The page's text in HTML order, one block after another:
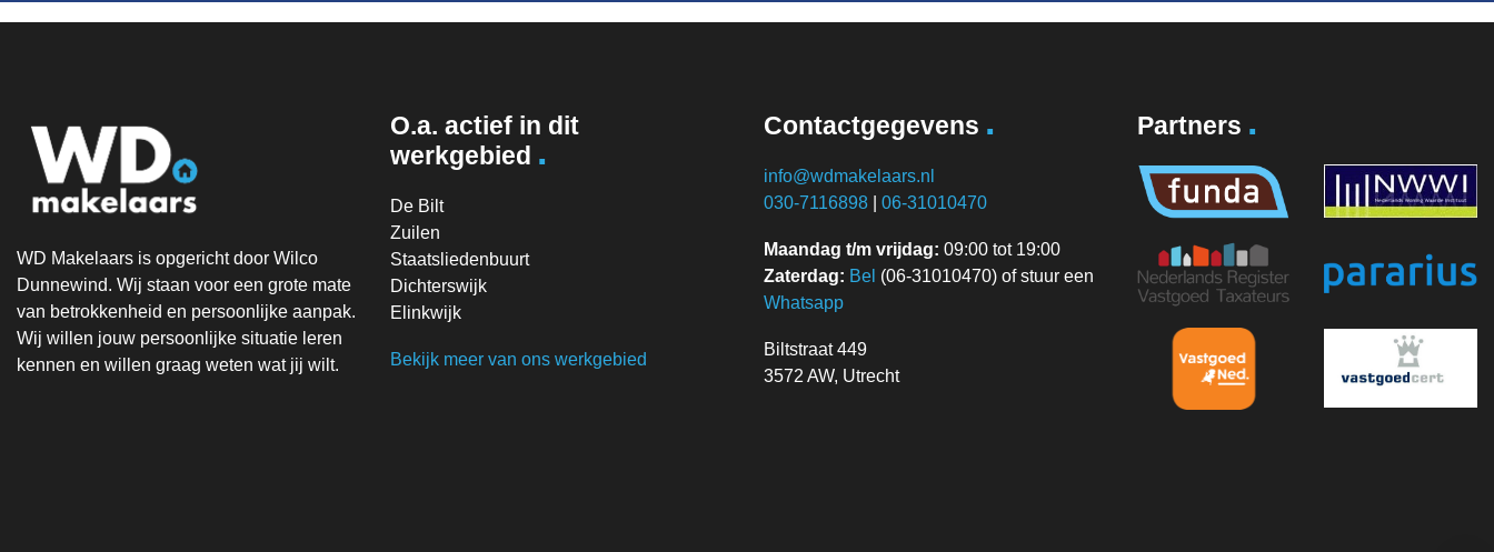
WD Makelaars is opgericht door Wilco
Dunnewind. Wij staan voor een grote mate
van betrokkenheid en persoonlijke aanpak.
Wij willen jouw persoonlijke situatie leren
kennen en willen graag weten wat jij wilt.
O.a. actief in dit
werkgebied .
De Bilt
Zuilen
Staatsliedenbuurt
Dichterswijk
Elinkwijk
Bekijk meer van ons werkgebied
Contactgegevens .
info@wdmakelaars.nl
030-7116898
06-31010470
Maandag t/m vrijdag: 09:00 tot 19:00
Zaterdag: Bel (06-31010470) of stuur een
Whatsapp
Biltstraat 449
3572 AW, Utrecht
Partners .